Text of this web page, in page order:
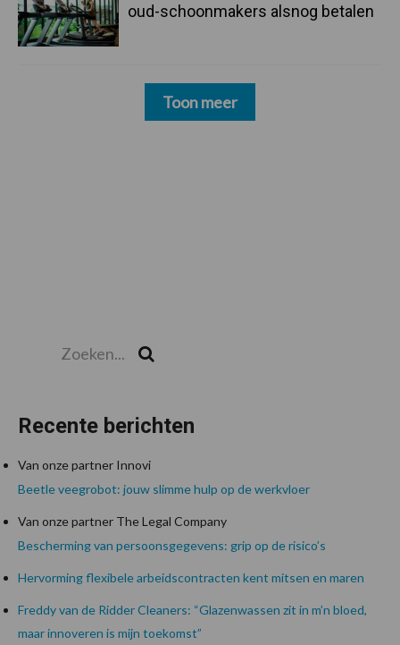
oud-schoonmakers alsnog betalen
Toon meer
Recente berichten
Van onze partner Innovi
Beetle veegrobot: jouw slimme hulp op de werkvloer
Van onze partner The Legal Company
Bescherming van persoonsgegevens: grip op de risico’s
Hervorming flexibele arbeidscontracten kent mitsen en maren
Freddy van de Ridder Cleaners: “Glazenwassen zit in m’n bloed,
maar innoveren is mijn toekomst”